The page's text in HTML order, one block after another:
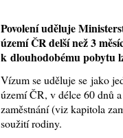
Povolení uděluje
území ČR delší než 3
k dlouhodobému pobytu
Vízum se uděluje se jako
území ČR, v délce 60 dnů
zaměstnání (viz kapitola
soužití rodiny.